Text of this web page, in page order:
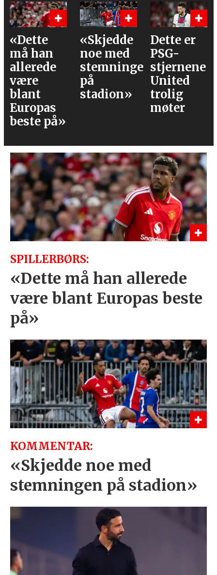
«Skjedde
noe med
stemningen
på
stadion»
Dette er
PSG-
stjernene
United
trolig
Våre
av laget
mot PSG
SPILLERBØRS:
«Dette må han allerede
være blant Europas beste
på»
KOMMENTAR:
«Skjedde noe med
stemningen på stadion»